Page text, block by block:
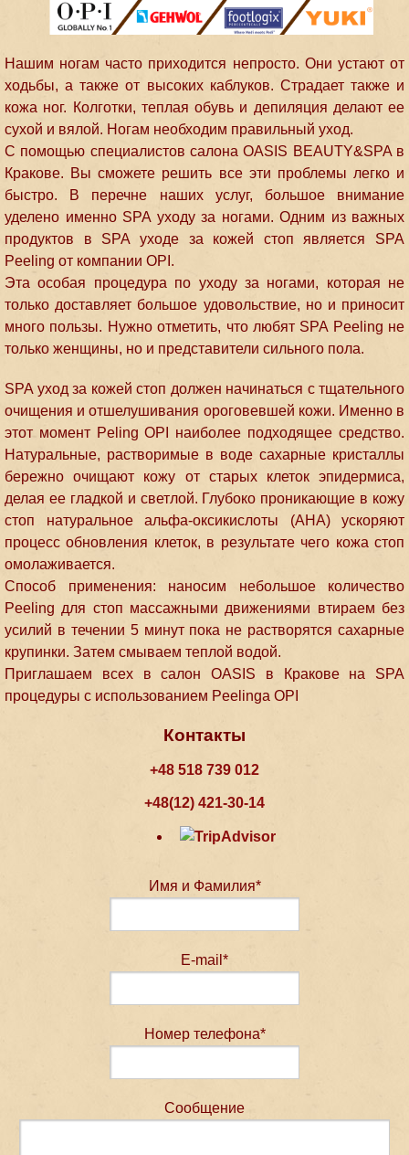
Нашим ногам часто приходится непросто. Они устают от
ходьбы, а также от высоких каблуков. Страдает также и
кожа ног. Колготки, теплая обувь и депиляция делают ее
сухой и вялой. Ногам необходим правильный уход.
С помощью специалистов салона OASIS BEAUTY&SPA в
Кракове. Вы сможете решить все эти проблемы легко и
быстро. В перечне наших услуг, большое внимание
уделено именно SPA уходу за ногами. Одним из важных
продуктов в SPA уходе за кожей стоп является SPA
Peeling от компании OPI.
Эта особая процедура по уходу за ногами, которая не
только доставляет большое удовольствие, но и приносит
много пользы. Нужно отметить, что любят SPA Peeling не
только женщины, но и представители сильного пола.
SPA уход за кожей стоп должен начинаться с тщательного
очищения и отшелушивания ороговевшей кожи. Именно в
этот момент Peling OPI наиболее подходящее средство.
Натуральные, растворимые в воде сахарные кристаллы
бережно очищают кожу от старых клеток эпидермиса,
делая ее гладкой и светлой. Глубоко проникающие в кожу
стоп натуральное альфа-оксикислоты (AHA) ускоряют
процесс обновления клеток, в результате чего кожа стоп
омолаживается.
Способ применения: наносим небольшое количество
Peeling для стоп массажными движениями втираем без
усилий в течении 5 минут пока не растворятся сахарные
крупинки. Затем смываем теплой водой.
Приглашаем всех в салон OASIS в Кракове на SPA
процедуры с использованием Peelinga OPI
Контакты
+48 518 739 012
+48(12) 421-30-14
Имя и Фамилия*
E-mail*
Номер телефона*
Сообщение